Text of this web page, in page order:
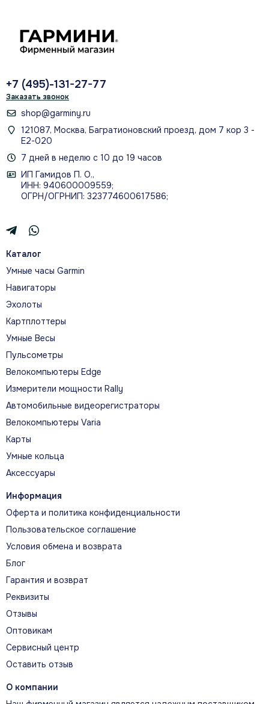
+7 (495)-131-27-77
Заказать звонок
shop@garminy.ru
121087, Москва, Багратионовский проезд, дом 7 кор 3 -
Е2-020
7 дней в неделю с 10 до 19 часов
ИП Гамидов П. О.,
ИНН: 940600009559;
ОГРН/ОГРНИП: 323774600617586;
Каталог
Умные часы Garmin
Навигаторы
Эхолоты
Картплоттеры
Умные Весы
Пульсометры
Велокомпьютеры Edge
Измерители мощности Rally
Автомобильные видеорегистраторы
Велокомпьютеры Varia
Карты
Умные кольца
Аксессуары
Информация
Оферта и политика конфиденциальности
Пользовательское соглашение
Условия обмена и возврата
Блог
Гарантия и возврат
Реквизиты
Отзывы
Оптовикам
Сервисный центр
Оставить отзыв
О компании